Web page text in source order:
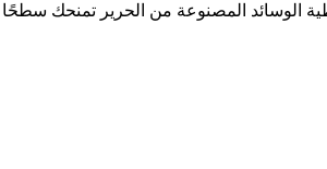
الوسائد المصنوعة من الحرير تمنحك سطحًا